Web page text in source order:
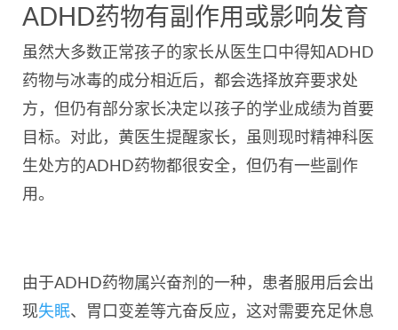
ADHD药物有副作用或影响发育
虽然大多数正常孩子的家长从医生口中得知ADHD
药物与冰毒的成分相近后，都会选择放弃要求处
方，但仍有部分家长决定以孩子的学业成绩为首要
目标。对此，黄医生提醒家长，虽则现时精神科医
生处方的ADHD药物都很安全，但仍有一些副作
用。
由于ADHD药物属兴奋剂的一种，患者服用后会出
现失眠、胃口变差等亢奋反应，这对需要充足休息